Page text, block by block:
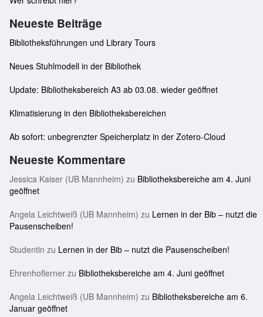
Neueste Beiträge
Bibliotheksführungen und Library Tours
Neues Stuhlmodell in der Bibliothek
Update: Bibliotheksbereich A3 ab 03.08. wieder geöffnet
Klimatisierung in den Bibliotheksbereichen
Ab sofort: unbegrenzter Speicherplatz in der Zotero-Cloud
Neueste Kommentare
Jessica Kaiser (UB Mannheim) zu Bibliotheksbereiche am 4. Juni
geöffnet
Angela Leichtweiß (UB Mannheim) zu Lernen in der Bib – nutzt die
Pausenscheiben!
Studentin zu Lernen in der Bib – nutzt die Pausenscheiben!
Ehrenhoflerner zu Bibliotheksbereiche am 4. Juni geöffnet
Angela Leichtweiß (UB Mannheim) zu Bibliotheksbereiche am 6.
Januar geöffnet